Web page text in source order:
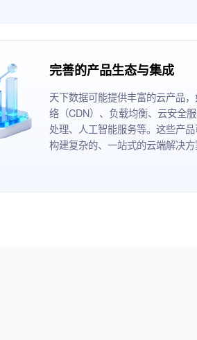
完善的产品生态与集成
天下数据可能提供丰富的云产品
络（CDN）、负载均衡、云安全
处理、人工智能服务等。这些产
构建复杂的、一站式的云端解决方